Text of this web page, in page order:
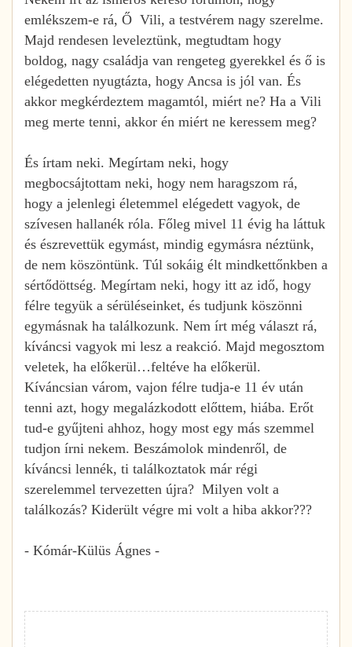
emlékszem-e rá, Ő Vili, a testvérem nagy szerelme.
Majd rendesen leveleztünk, megtudtam hogy
boldog, nagy családja van rengeteg gyerekkel és ő is
elégedetten nyugtázta, hogy Ancsa is jól van. És
akkor megkérdeztem magamtól, miért ne? Ha a Vili
meg merte tenni, akkor én miért ne keressem meg?
És írtam neki. Megírtam neki, hogy
megbocsájtottam neki, hogy nem haragszom rá,
hogy a jelenlegi életemmel elégedett vagyok, de
szívesen hallanék róla. Főleg mivel 11 évig ha láttuk
és észrevettük egymást, mindig egymásra néztünk,
de nem köszöntünk. Túl sokáig élt mindkettőnkben a
sértődöttség. Megírtam neki, hogy itt az idő, hogy
félre tegyük a sérüléseinket, és tudjunk köszönni
egymásnak ha találkozunk. Nem írt még választ rá,
kíváncsi vagyok mi lesz a reakció. Majd megosztom
veletek, ha előkerül…feltéve ha előkerül.
Kíváncsian várom, vajon félre tudja-e 11 év után
tenni azt, hogy megalázkodott előttem, hiába. Erőt
tud-e gyűjteni ahhoz, hogy most egy más szemmel
tudjon írni nekem. Beszámolok mindenről, de
kíváncsi lennék, ti találkoztatok már régi
szerelemmel tervezetten újra? Milyen volt a
találkozás? Kiderült végre mi volt a hiba akkor???
- Kómár-Külüs Ágnes -